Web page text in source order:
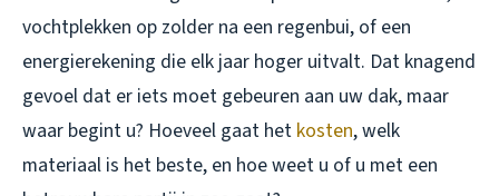
vochtplekken op zolder na een regenbui, of een
energierekening die elk jaar hoger uitvalt. Dat knagend
gevoel dat er iets moet gebeuren aan uw dak, maar
waar begint u? Hoeveel gaat het kosten, welk
materiaal is het beste, en hoe weet u of u met een